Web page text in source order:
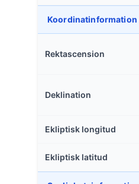
Koordinatinformation
Rektascension
Deklination
Ekliptisk longitud
Ekliptisk latitud